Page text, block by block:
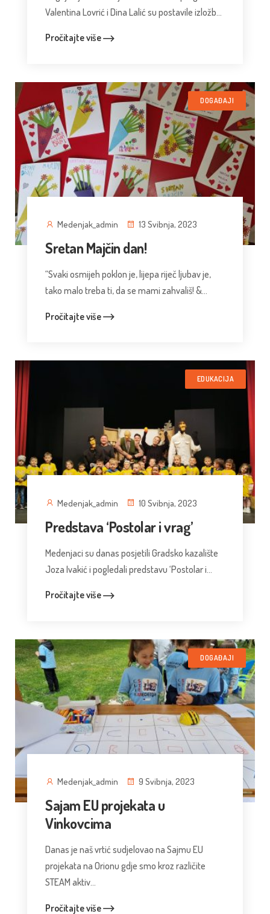
Valentina Lovrić i Dina Lalić su postavile izložb...
Pročitajte više
DOGAĐAJI
Medenjak_admin 13 Svibnja, 2023
Sretan Majčin dan!
“Svaki osmijeh poklon je, lijepa riječ ljubav je,
tako malo treba ti, da se mami zahvališ! &...
Pročitajte više
EDUKACIJA
Medenjak_admin 10 Svibnja, 2023
Predstava ‘Postolar i vrag’
Medenjaci su danas posjetili Gradsko kazalište
Joza Ivakić i pogledali predstavu ‘Postolar i...
Pročitajte više
DOGAĐAJI
Medenjak_admin 9 Svibnja, 2023
Sajam EU projekata u
Vinkovcima
Danas je naš vrtić sudjelovao na Sajmu EU
projekata na Orionu gdje smo kroz različite
STEAM aktiv...
Pročitajte više